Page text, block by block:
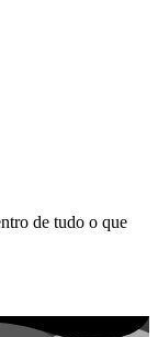
de tudo o que